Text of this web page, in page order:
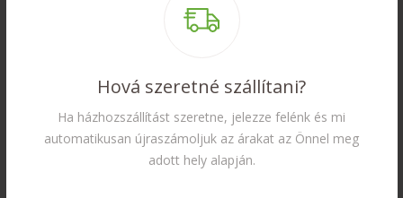
Hová szeretné szállítani?
Ha házhozszállítást szeretne, jelezze felénk és mi
automatikusan újraszámoljuk az árakat az Önnel meg
adott hely alapján.